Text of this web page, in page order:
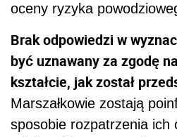
oceny ryzyka
Brak odpowiedzi w
być uznawany za zgodę na
kształcie, jak został
Marszałkowie zostają
sposobie rozpatrzenia ich